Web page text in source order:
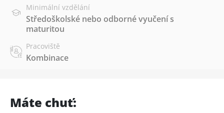
Minimální vzdělání
Středoškolské nebo odborné vyučení s
maturitou
Pracoviště
Kombinace
Máte chuť: